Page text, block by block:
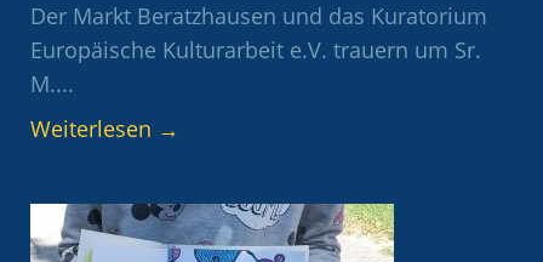
Der Markt Beratzhausen und das Kuratorium
Europäische Kulturarbeit e.V. trauern um Sr.
M....
Weiterlesen →